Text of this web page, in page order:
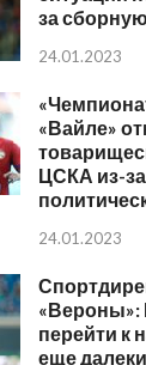
за
24.01.2023
«Вайле»
ЦСКА из-за
24.01.2023
«Вероны»:
перейти к
еще